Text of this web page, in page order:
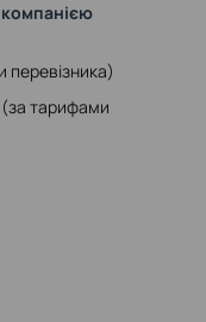
компанією
перевізника)
тарифами